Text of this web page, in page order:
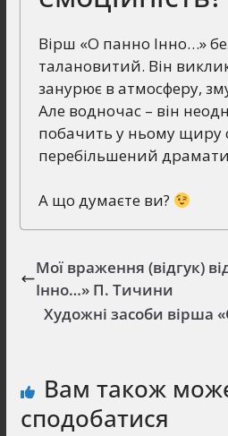
Вірш «О панно Інно…»
талановитий. Він
занурює в атмосферу,
Але водночас – він
побачить у ньому щиру
перебільшений
А що думаєте ви?
Мої враження (відгук)
Інно…» П. Тичини
Художні засоби вірша
Вам також
сподобатися